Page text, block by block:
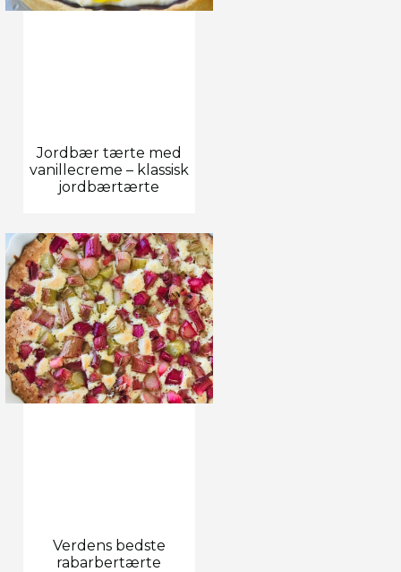
Jordbær tærte med
vanillecreme – klassisk
jordbærtærte
Verdens bedste
rabarbertærte